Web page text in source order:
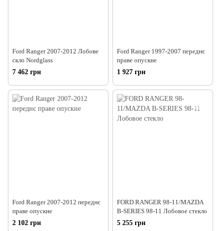
Ford Ranger 2007-2012 Лобове
скло Nordglass
7 462 грн
Ford Ranger 1997-2007 переднє
праве опускне
1 927 грн
Ford Ranger 2007-2012 переднє
праве опускне
2 102 грн
FORD RANGER 98-11/MAZDA
B-SERIES 98-11 Лобовое стекло
5 255 грн